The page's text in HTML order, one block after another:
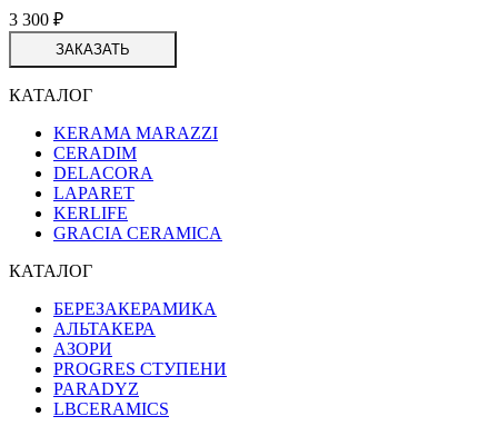
3 300 ₽
ЗАКАЗАТЬ
КАТАЛОГ
KERAMA MARAZZI
CERADIM
DELACORA
LAPARET
KERLIFE
GRACIA CERAMICA
КАТАЛОГ
БЕРЕЗАКЕРАМИКА
АЛЬТАКЕРА
АЗОРИ
PROGRES СТУПЕНИ
PARADYZ
LBCERAMICS